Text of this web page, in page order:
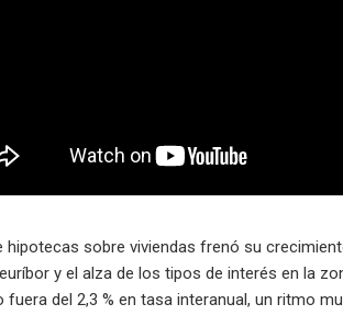
hipotecas sobre viviendas frenó su
y el alza de los tipos de interés en la
fuera del 2,3 % en tasa interanual, un ritmo